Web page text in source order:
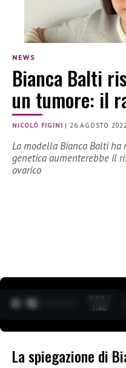
NEWS
Bianca Balti
un tumore: il
NICOLÒ FIGINI | 26 AGOSTO 2022
La modella Bianca Balti ha
genetica aumenterebbe il
ovarico
0:12 /
1:40
La spiegazione di